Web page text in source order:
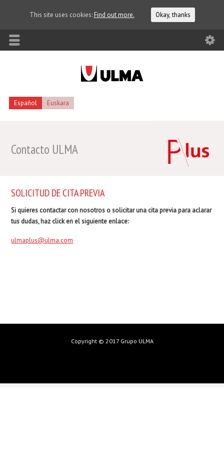
Español Euskara
Contacto ULMA
SOLICITUD DE CITA PREVIA
Si quieres contactar con nosotros o solicitar una cita previa para aclarar
tus dudas, haz click en el siguiente enlace:
ulmaplus@ulma.com
Copyright © 2017 Grupo ULMA
This site uses cookies: Find out more. Okay, thanks